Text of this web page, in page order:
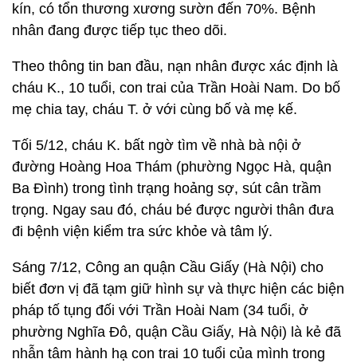
kín, có tổn thương xương sườn đến 70%. Bệnh
nhân đang được tiếp tục theo dõi.
Theo thông tin ban đầu, nạn nhân được xác định là
cháu K., 10 tuổi, con trai của Trần Hoài Nam. Do bố
mẹ chia tay, cháu T. ở với cùng bố và mẹ kế.
Tối 5/12, cháu K. bất ngờ tìm về nhà bà nội ở
đường Hoàng Hoa Thám (phường Ngọc Hà, quận
Ba Đình) trong tình trạng hoảng sợ, sút cân trầm
trọng. Ngay sau đó, cháu bé được người thân đưa
đi bệnh viện kiểm tra sức khỏe và tâm lý.
Sáng 7/12, Công an quận Cầu Giấy (Hà Nội) cho
biết đơn vị đã tạm giữ hình sự và thực hiện các biện
pháp tố tụng đối với Trần Hoài Nam (34 tuổi, ở
phường Nghĩa Đô, quận Cầu Giấy, Hà Nội) là kẻ đã
nhẫn tâm hành hạ con trai 10 tuổi của mình trong